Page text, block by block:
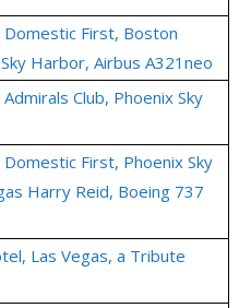
Domestic First, Boston
Harbor, Airbus A321neo
Club, Phoenix Sky
First, Phoenix Sky
Harry Reid, Boeing 737
Las Vegas, a Tribute